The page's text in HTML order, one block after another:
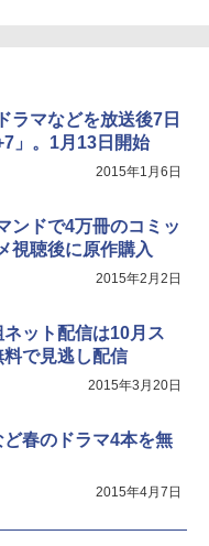
ラマなどを放送後7日
」。1月13日開始
2015年1月6日
ンドで4万冊のコミッ
視聴後に原作購入
2015年2月2日
ット配信は10月ス
で見逃し配信
2015年3月20日
春のドラマ4本を無
2015年4月7日